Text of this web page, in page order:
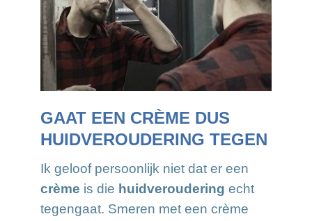
GAAT EEN CRÈME DUS
HUIDVEROUDERING TEGEN
Ik geloof persoonlijk niet dat er een
crème is die huidveroudering echt
tegengaat. Smeren met een crème